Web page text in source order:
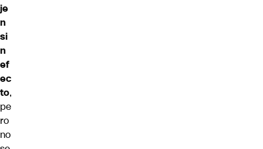
je
n
si
n
ef
ec
to,
pe
ro
no